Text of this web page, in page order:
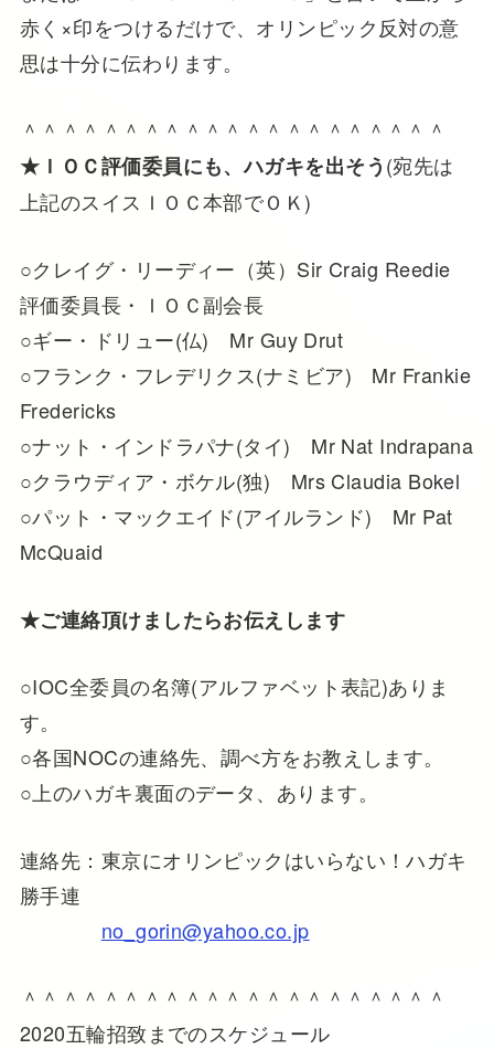
赤く×印をつけるだけで、オリンピック反対の意
思は十分に伝わります。
＾＾＾＾＾＾＾＾＾＾＾＾＾＾＾＾＾＾＾＾＾
★ＩＯＣ評価委員にも、ハガキを出そう(宛先は
上記のスイスＩＯＣ本部でＯＫ)
○クレイグ・リーディー（英）Sir Craig Reedie
評価委員長・ＩＯＣ副会長
○ギー・ドリュー(仏) Mr Guy Drut
○フランク・フレデリクス(ナミビア) Mr Frankie
Fredericks
○ナット・インドラパナ(タイ) Mr Nat Indrapana
○クラウディア・ボケル(独) Mrs Claudia Bokel
○パット・マックエイド(アイルランド) Mr Pat
McQuaid
★ご連絡頂けましたらお伝えします
○IOC全委員の名簿(アルファベット表記)ありま
す。
○各国NOCの連絡先、調べ方をお教えします。
○上のハガキ裏面のデータ、あります。
連絡先：東京にオリンピックはいらない！ハガキ
勝手連
no_gorin@yahoo.co.jp
＾＾＾＾＾＾＾＾＾＾＾＾＾＾＾＾＾＾＾＾＾
2020五輪招致までのスケジュール